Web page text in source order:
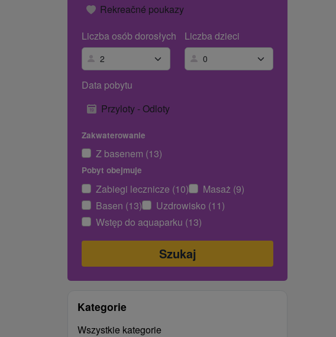
Rekreačné poukazy
Liczba osób dorosłych
Liczba dzieci
Data pobytu
Przyloty - Odloty
Zakwaterowanie
Z basenem (13)
Pobyt obejmuje
Zabiegi lecznicze (10)
Masaż (9)
Basen (13)
Uzdrowisko (11)
Wstęp do aquaparku (13)
Kategorie
Wszystkie kategorie